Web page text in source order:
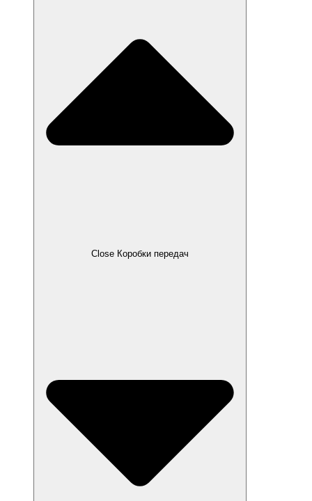
Close Коробки передач